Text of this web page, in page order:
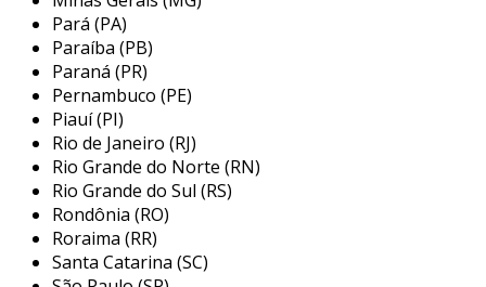
economizando combustível e tempo.
essa combinação de recursos, além de reduzir
os custos operacionais, promove um
atendimento ao cliente mais ágil e eficaz.
aplicações em diferentes setores
nossa solução dedistribuição urbana
destaca pela sua flexibilidade e adaptação a
uma variedade de setores industriais.
Pará (PA)
Paraíba (PB)
Paraná (PR)
Pernambuco (PE)
Piauí (PI)
Rio de Janeiro (RJ)
Rio Grande do Norte (RN)
Rio Grande do Sul (RS)
Rondônia (RO)
Roraima (RR)
Santa Catarina (SC)